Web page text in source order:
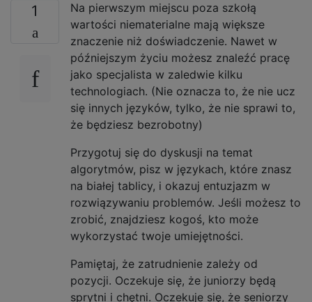
1
Na pierwszym miejscu poza szkołą
wartości niematerialne mają większe
znaczenie niż doświadczenie. Nawet w
późniejszym życiu możesz znaleźć pracę
jako specjalista w zaledwie kilku
technologiach. (Nie oznacza to, że nie ucz
się innych języków, tylko, że nie sprawi to,
że będziesz bezrobotny)
Przygotuj się do dyskusji na temat
algorytmów, pisz w językach, które znasz
na białej tablicy, i okazuj entuzjazm w
rozwiązywaniu problemów. Jeśli możesz to
zrobić, znajdziesz kogoś, kto może
wykorzystać twoje umiejętności.
Pamiętaj, że zatrudnienie zależy od
pozycji. Oczekuje się, że juniorzy będą
sprytni i chętni. Oczekuje się, że seniorzy